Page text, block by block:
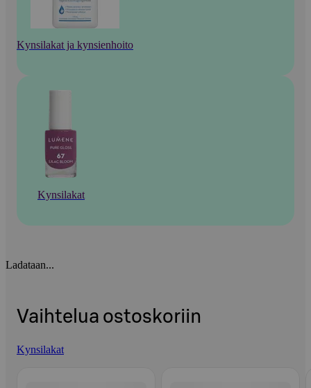
Kynsilakat ja kynsienhoito
Kynsilakat
Ladataan...
Vaihtelua ostoskoriin
Kynsilakat